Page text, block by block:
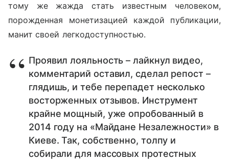
тому же жажда стать известным человеком,
порожденная монетизацией каждой публикации,
манит своей легкодоступностью.
Проявил лояльность – лайкнул видео,
комментарий оставил, сделал репост –
глядишь, и тебе перепадет несколько
восторженных отзывов. Инструмент
крайне мощный, уже опробованный в
2014 году на «Майдане Незалежности» в
Киеве. Так, собственно, толпу и
собирали для массовых протестных